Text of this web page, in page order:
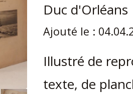
Duc d'Orléans
Ajouté le :
Illustré de
texte, de